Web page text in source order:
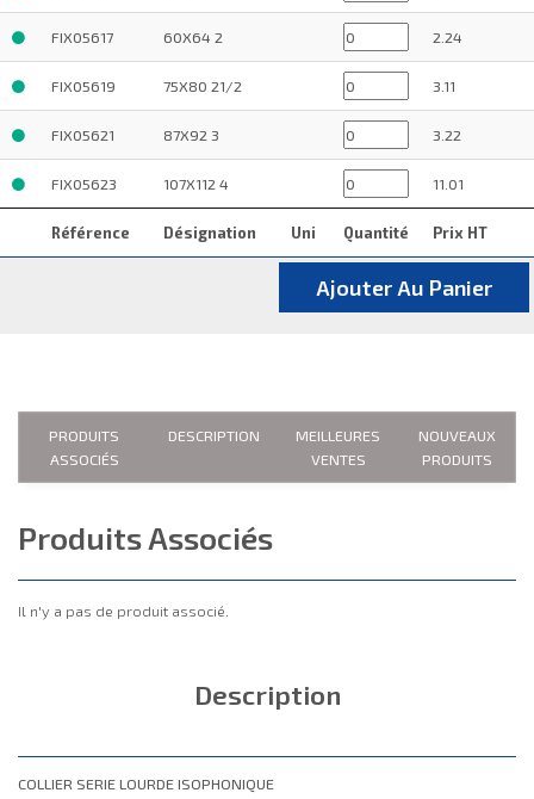
Référence Désignation Uni Quantité Prix HT
FIX05617 60X64 2 2.24
FIX05619 75X80 21/2 3.11
FIX05621 87X92 3 3.22
FIX05623 107X112 4 11.01
Ajouter Au Panier
PRODUITS
ASSOCIÉS
DESCRIPTION
MEILLEURES
VENTES
NOUVEAUX
PRODUITS
Produits Associés
Il n'y a pas de produit associé.
Description
COLLIER SERIE LOURDE ISOPHONIQUE